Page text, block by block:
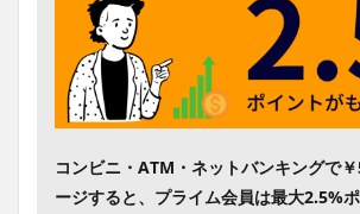
コンビニ・ATM・ネットバンキングで
ージすると、プライム会員は最大2.5%